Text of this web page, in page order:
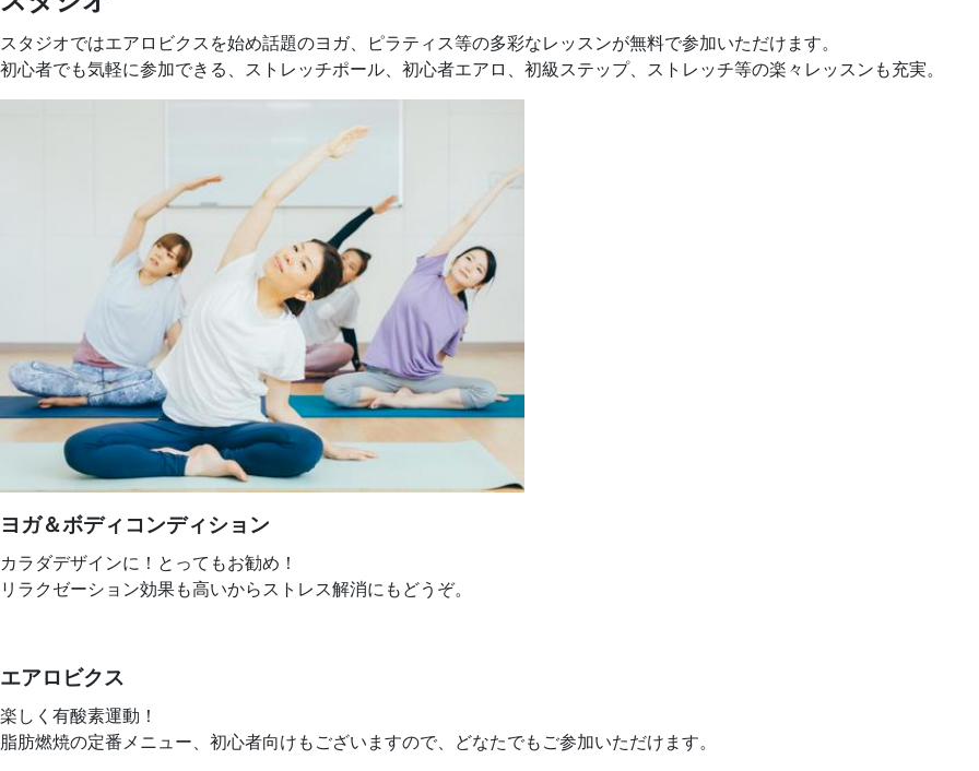
スタジオではエアロビクスを始め話題のヨガ、ピラティス等の多彩なレッスンが無料で参加いただけます。
初心者でも気軽に参加できる、ストレッチポール、初心者エアロ、初級ステップ、ストレッチ等の楽々レッスンも充実。
ヨガ＆ボディコンディション
カラダデザインに！とってもお勧め！
リラクゼーション効果も高いからストレス解消にもどうぞ。
エアロビクス
楽しく有酸素運動！
脂肪燃焼の定番メニュー、初心者向けもございますので、どなたでもご参加いただけます。